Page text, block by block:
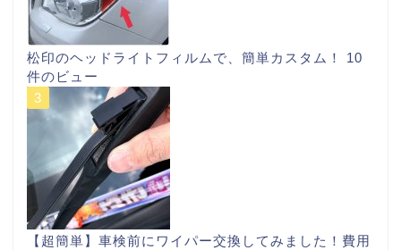
松印のヘッドライトフィルムで、簡単カスタム！ 10
件のビュー
【超簡単】車検前にワイパー交換してみました！費用